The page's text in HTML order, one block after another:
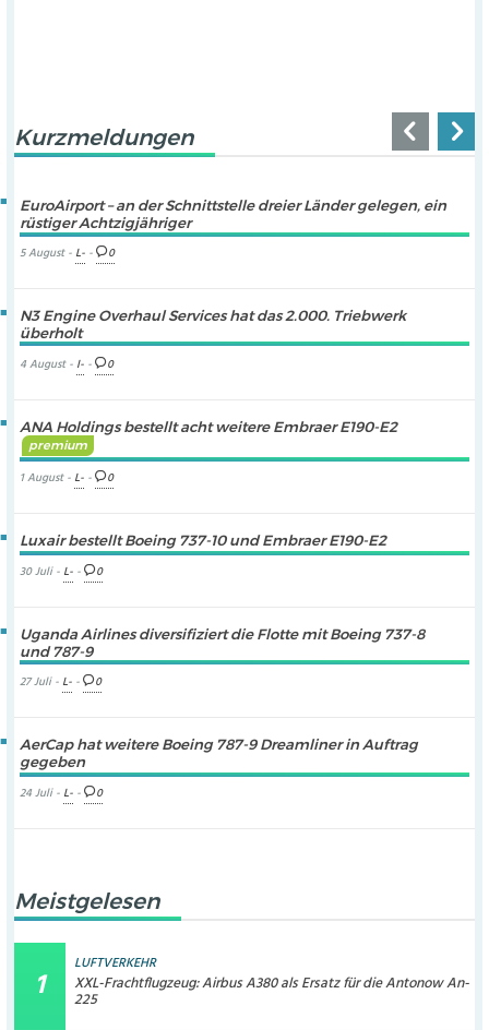
Kurzmeldungen
EuroAirport – an der Schnittstelle dreier Länder gelegen, ein
rüstiger Achtzigjähriger
5 August - L-- 0
N3 Engine Overhaul Services hat das 2.000. Triebwerk
überholt
4 August - I-- 0
ANA Holdings bestellt acht weitere Embraer E190-E2
premium
1 August - L-- 0
Luxair bestellt Boeing 737-10 und Embraer E190-E2
30 Juli - L-- 0
Uganda Airlines diversifiziert die Flotte mit Boeing 737-8
und 787-9
27 Juli - L-- 0
AerCap hat weitere Boeing 787-9 Dreamliner in Auftrag
gegeben
24 Juli - L-- 0
Meistgelesen
LUFTVERKEHR
XXL-Frachtflugzeug: Airbus A380 als Ersatz für die Antonow An-
225